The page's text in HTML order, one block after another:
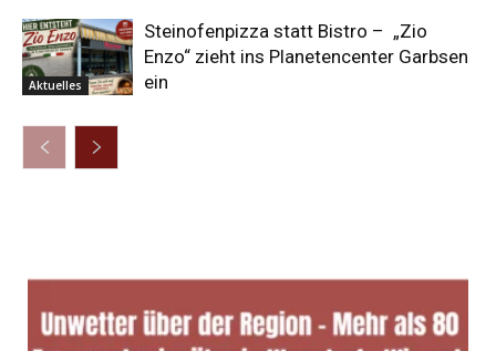
Aktuelles
Steinofenpizza statt Bistro – „Zio
Enzo“ zieht ins Planetencenter Garbsen
ein